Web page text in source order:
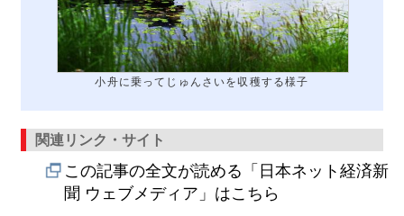
小舟に乗ってじゅんさいを収穫する様子
関連リンク・サイト
この記事の全文が読める「日本ネット経済新
聞 ウェブメディア」はこちら